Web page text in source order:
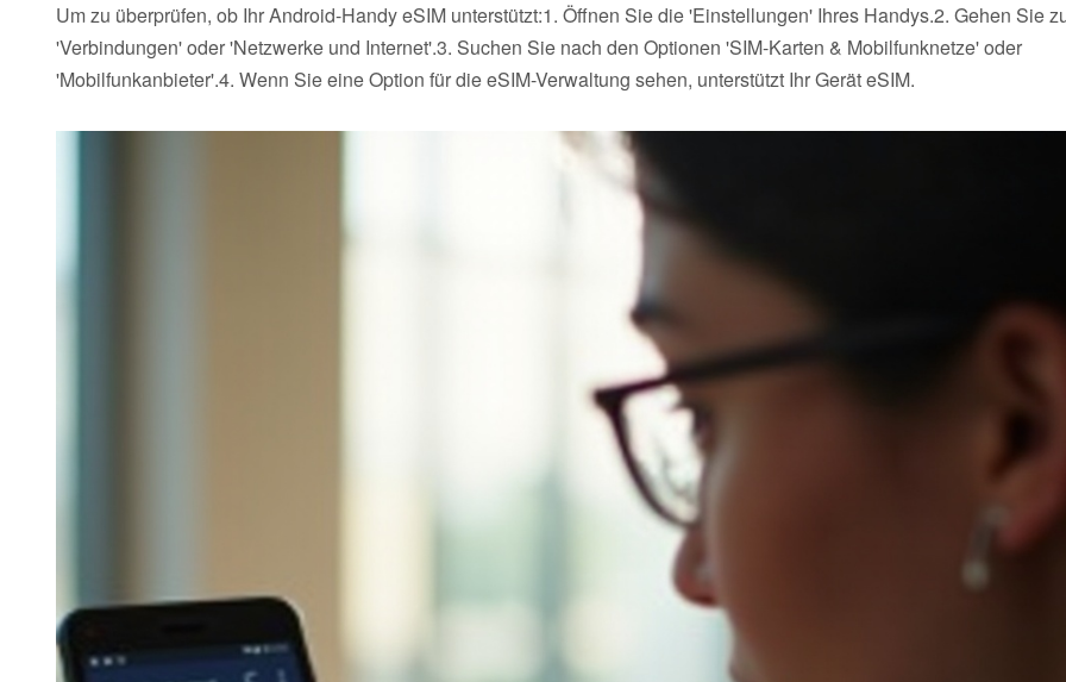
Um zu überprüfen, ob Ihr Android-Handy eSIM unterstützt:1. Öffnen Sie die 'Einstellungen' Ihres Handys.2. Gehen Sie
'Verbindungen' oder 'Netzwerke und Internet'.3. Suchen Sie nach den Optionen 'SIM-Karten & Mobilfunknetze' oder
'Mobilfunkanbieter'.4. Wenn Sie eine Option für die eSIM-Verwaltung sehen, unterstützt Ihr Gerät eSIM.